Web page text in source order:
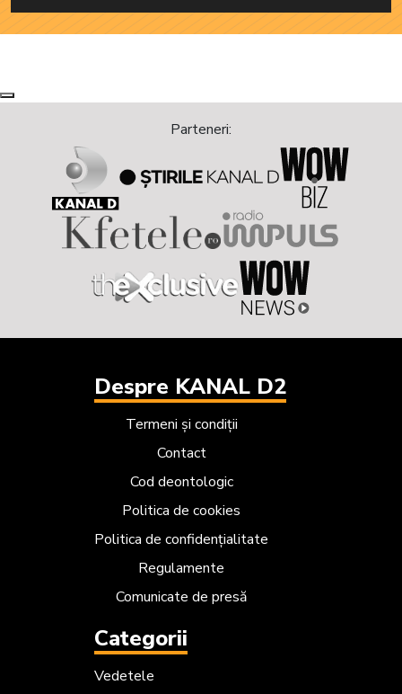
Iată cum arată cea mai
importantă persoană
Next
Previous
Parteneri:
Despre KANAL D2
Termeni și condiții
Contact
Cod deontologic
Politica de cookies
Politica de confidențialitate
Regulamente
Comunicate de presă
Categorii
Vedetele